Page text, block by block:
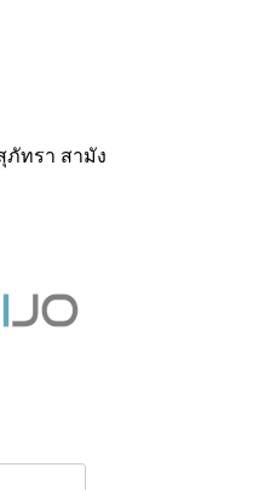
ภัทรา สามัง